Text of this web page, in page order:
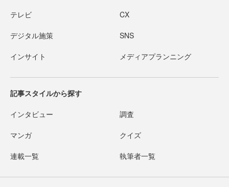
テレビ CX
デジタル施策 SNS
インサイト メディアプランニング
記事スタイルから探す
インタビュー 調査
マンガ クイズ
連載一覧 執筆者一覧